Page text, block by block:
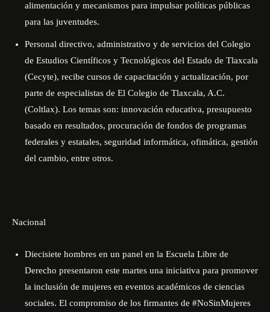
alimentación y mecanismos para impulsar políticas públicas
para las juventudes.
Personal directivo, administrativo y de servicios del Colegio
de Estudios Científicos y Tecnológicos del Estado de Tlaxcala
(Cecyte), recibe cursos de capacitación y actualización, por
parte de especialistas de El Colegio de Tlaxcala, A.C.
(Coltlax). Los temas son: innovación educativa, presupuesto
basado en resultados, procuración de fondos de programas
federales y estatales, seguridad informática, ofimática, gestión
del cambio, entre otros.
Nacional
Diecisiete hombres en un panel en la Escuela Libre de
Derecho presentaron este martes una iniciativa para promover
la inclusión de mujeres en eventos académicos de ciencias
sociales. El compromiso de los firmantes de #NoSinMujeres